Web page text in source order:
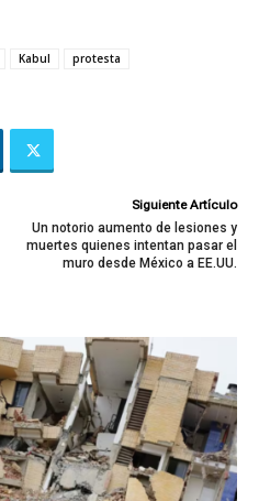
Kabul
protesta
Siguiente Artículo
Un notorio aumento de lesiones y
muertes quienes intentan pasar el
muro desde México a EE.UU.